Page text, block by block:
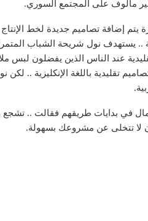
مألوف على المجتمع السوري.
يتم إضافة تصاميم جديدة لخط
.. يستهدف نول شريحة الشباب
عند الناس الذين يفضلون لبس
تقليدية باللغة الإنكليزية .. لكن
في بدايات طريقهم فقالت .. تشجع
لا تتخلى عن مشروعك بسهولة.